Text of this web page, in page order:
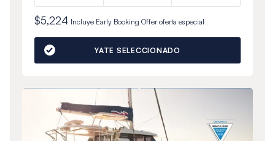
$5,224 Incluye Early Booking Offeroferta especial
YATE SELECCIONADO